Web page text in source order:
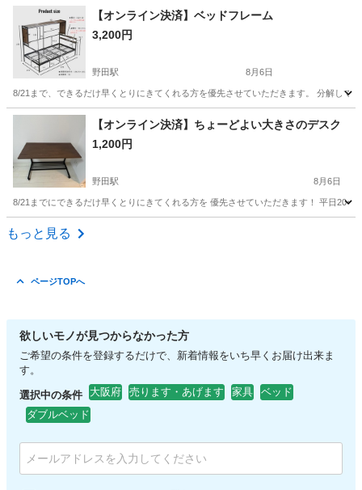
大阪市 新森古市駅 ベッド
【オンライン決済】ベッドフレーム
3,200円
野田駅 8月6日
8/21まで、できるだけ早くとりにきてくれる方を優先させていただきます。 分解して
大阪 大阪市 野田駅 家具
【オンライン決済】ちょーどよい大きさのデスク
1,200円
野田駅 8月6日
8/21までにできるだけ早くとりにきてくれる方を 優先させていただきます！ 平日20
大阪 大阪市
もっと見る
ページTOPへ
欲しいモノが見つからなかった方
ご希望の条件を登録するだけで、新着情報をいち早くお届け出来ま
す。
選択中の条件 大阪府 売ります・あげます 家具
ベッド
ダブルベッド